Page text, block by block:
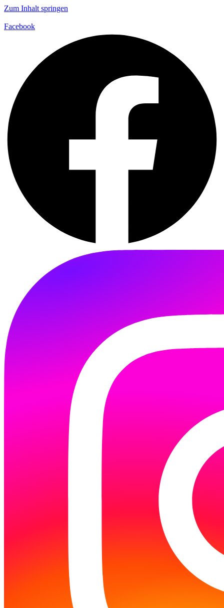
Zum Inhalt springen
Facebook